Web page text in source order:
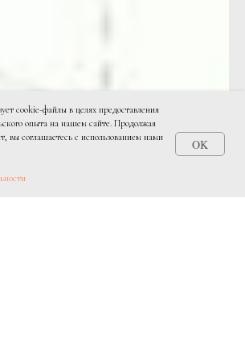
cookie-файлы в целях предоставления
опыта на нашем сайте. Продолжая
вы соглашаетесь с использованием нами
OK